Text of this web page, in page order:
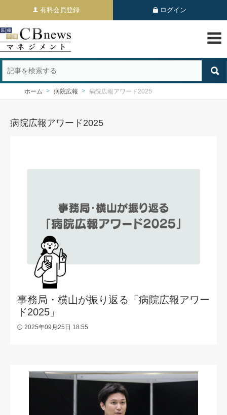
有料会員登録 ログイン
ホーム 病院広報 病院広報アワード2025
病院広報アワード2025
事務局・横山が振り返る「病院広報アワー
ド2025」
2025年09月25日 18:55